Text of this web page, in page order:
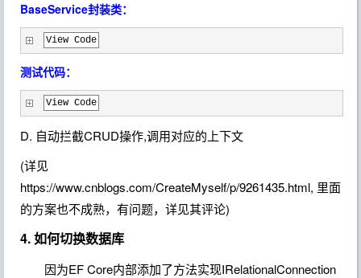
BaseService封装类：
View Code
测试代码：
View Code
D. 自动拦截CRUD操作,调用对应的上下文
(详见
https://www.cnblogs.com/CreateMyself/p/9261435.html, 里面
的方案也不成熟，有问题，详见其评论)
4. 如何切换数据库
因为EF Core内部添加了方法实现IRelationalConnection